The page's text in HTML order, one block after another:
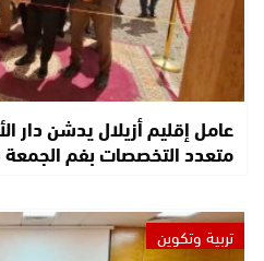
عامل إقليم أزيلال يدشن دار
متعدد التخصصات بفم
تربية وتكوين